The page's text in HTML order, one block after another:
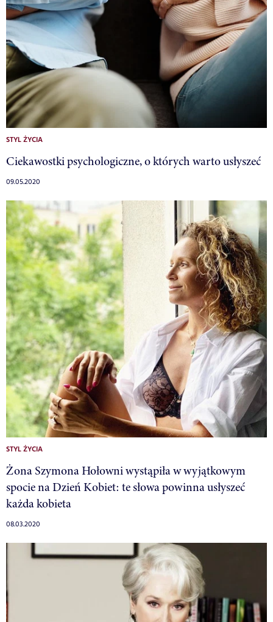
STYL ŻYCIA
Ciekawostki psychologiczne, o których warto usłyszeć
09.05.2020
STYL ŻYCIA
Żona Szymona Hołowni wystąpiła w wyjątkowym
spocie na Dzień Kobiet: te słowa powinna usłyszeć
każda kobieta
08.03.2020